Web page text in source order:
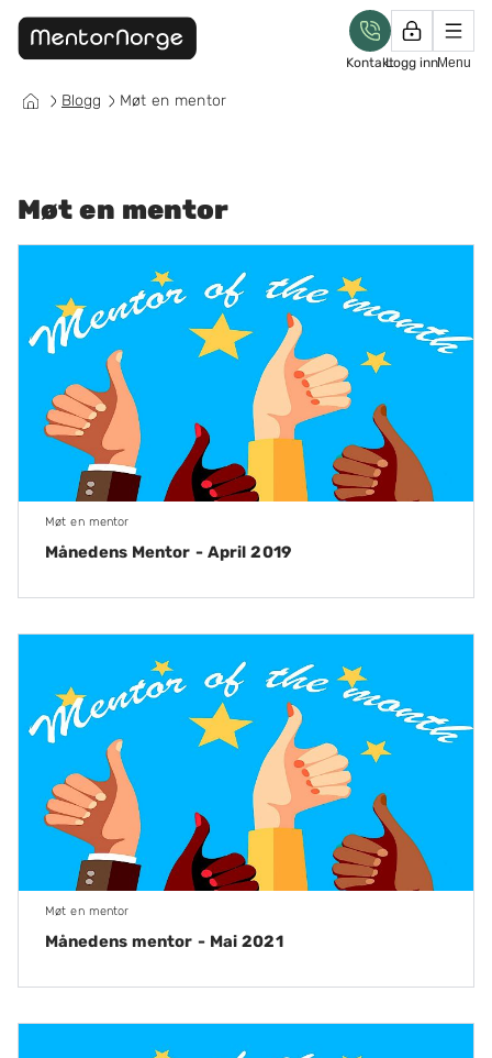
Logg innMenu
Kontakt
Blogg Møt en mentor
Møt en mentor
Møt en mentor
Månedens Mentor - April 2019
Møt en mentor
Månedens mentor - Mai 2021